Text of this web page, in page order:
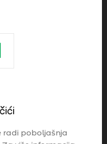
radi poboljašnja